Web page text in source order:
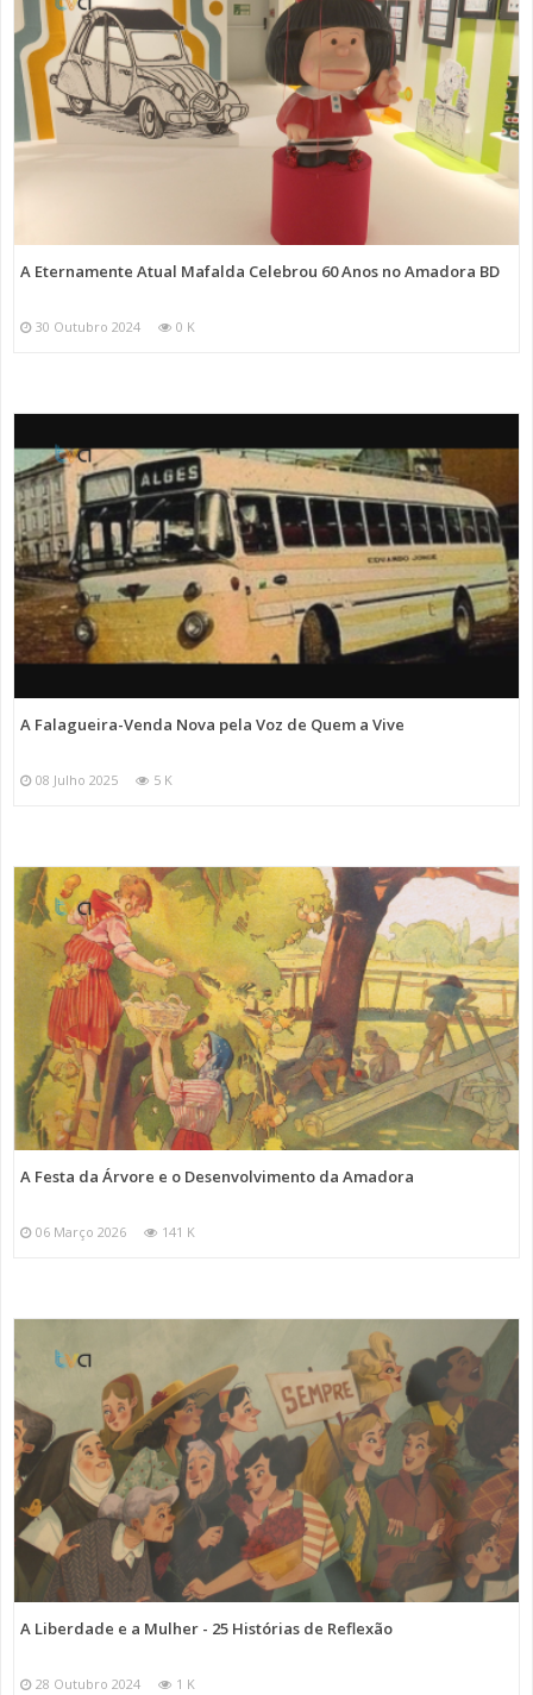
A Eternamente Atual Mafalda Celebrou 60 Anos no Amadora BD
30 Outubro 2024 0 K
A Falagueira-Venda Nova pela Voz de Quem a Vive
08 Julho 2025 5 K
A Festa da Árvore e o Desenvolvimento da Amadora
06 Março 2026 141 K
A Liberdade e a Mulher - 25 Histórias de Reflexão
28 Outubro 2024 1 K